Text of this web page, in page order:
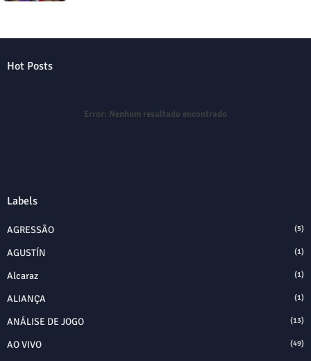
Hot Posts
Error: Nenhum resultado encontrado
Labels
AGRESSÃO (5)
AGUSTÍN (1)
Alcaraz (1)
ALIANÇA (1)
ANÁLISE DE JOGO (13)
AO VIVO (49)